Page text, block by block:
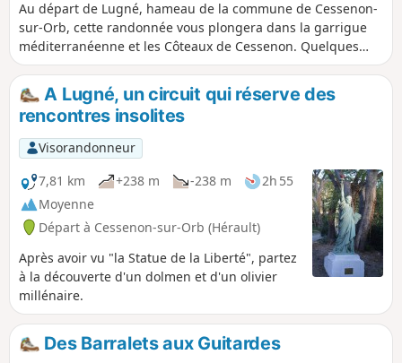
Au départ de Lugné, hameau de la commune de Cessenon-
sur-Orb, cette randonnée vous plongera dans la garrigue
méditerranéenne et les Côteaux de Cessenon. Quelques
rencontres insolites durant cette randonnée: Statue de la
liberté, Eucalyptus...
A Lugné, un circuit qui réserve des
rencontres insolites
Visorandonneur
7,81 km
+238 m -238 m
2h 55
Moyenne
Départ à Cessenon-sur-Orb (Hérault)
Après avoir vu "la Statue de la Liberté", partez
à la découverte d'un dolmen et d'un olivier
millénaire.
Des Barralets aux Guitardes